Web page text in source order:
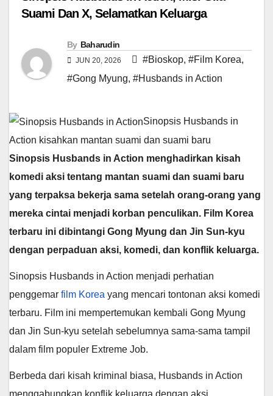
Suami Dan X, Selamatkan Keluarga
By Baharudin
JUN 20, 2026 #Bioskop, #Film Korea,
#Gong Myung, #Husbands in Action
Sinopsis Husbands in
Action kisahkan mantan suami dan suami baru
Sinopsis Husbands in Action menghadirkan kisah
komedi aksi tentang mantan suami dan suami baru
yang terpaksa bekerja sama setelah orang-orang yang
mereka cintai menjadi korban penculikan. Film Korea
terbaru ini dibintangi Gong Myung dan Jin Sun-kyu
dengan perpaduan aksi, komedi, dan konflik keluarga.
Sinopsis Husbands in Action menjadi perhatian
penggemar film Korea yang mencari tontonan aksi komedi
terbaru. Film ini mempertemukan kembali Gong Myung
dan Jin Sun-kyu setelah sebelumnya sama-sama tampil
dalam film populer Extreme Job.
Berbeda dari kisah kriminal biasa, Husbands in Action
menggabungkan konflik keluarga dengan aksi